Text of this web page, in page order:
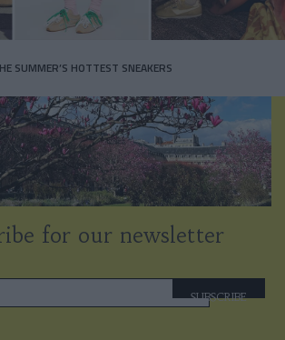
SUMMER’S HOTTEST SNEAKERS
for our newsletter
SUBSCRIBE